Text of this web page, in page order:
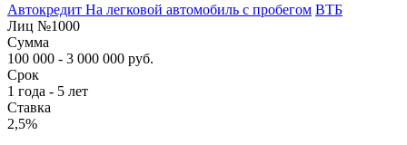
Автокредит На легковой автомобиль с пробегом ВТБ
Лиц №1000
Сумма
100 000 - 3 000 000 руб.
Срок
1 года - 5 лет
Ставка
2,5%